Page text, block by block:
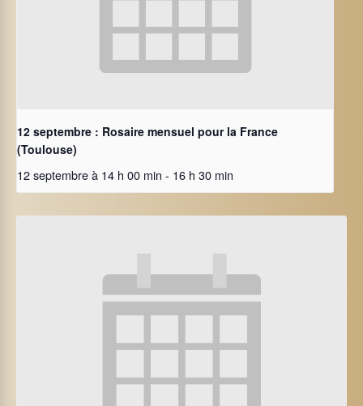
12 septembre : Rosaire mensuel pour la France
(Toulouse)
12 septembre à 14 h 00 min - 16 h 30 min